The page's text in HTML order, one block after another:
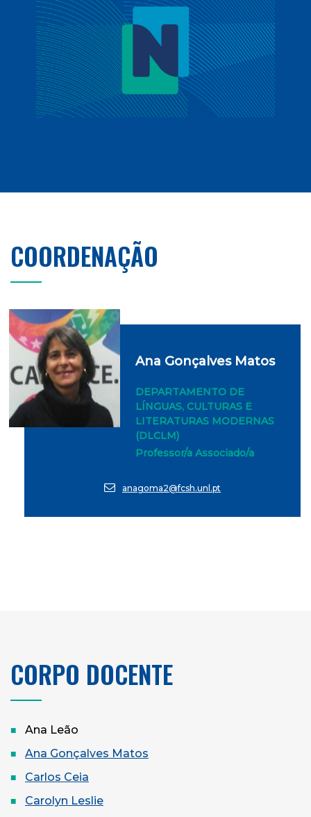
COORDENAÇÃO
Ana Gonçalves Matos
DEPARTAMENTO DE
LÍNGUAS, CULTURAS E
LITERATURAS MODERNAS
(DLCLM)
Professor/a Associado/a
anagoma2@fcsh.unl.pt
CORPO DOCENTE
Ana Leão
Ana Gonçalves Matos
Carlos Ceia
Carolyn Leslie